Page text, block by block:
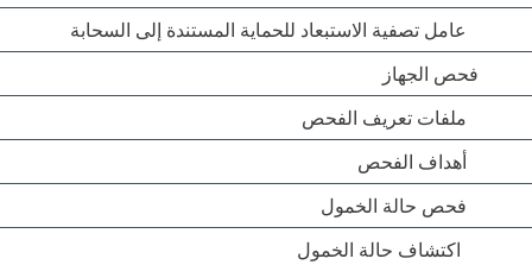
عامل تصفية الاستبعاد للحماية المستندة إلى السحابة
فحص الجهاز
ملفات تعريف الفحص
أهداف الفحص
فحص حالة الخمول
اكتشاف حالة الخمول